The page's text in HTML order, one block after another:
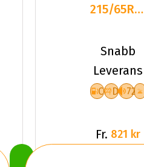
215/65R16
M7 PLUS
Snabb
Leverans
C D 72
Fr. 821 kr